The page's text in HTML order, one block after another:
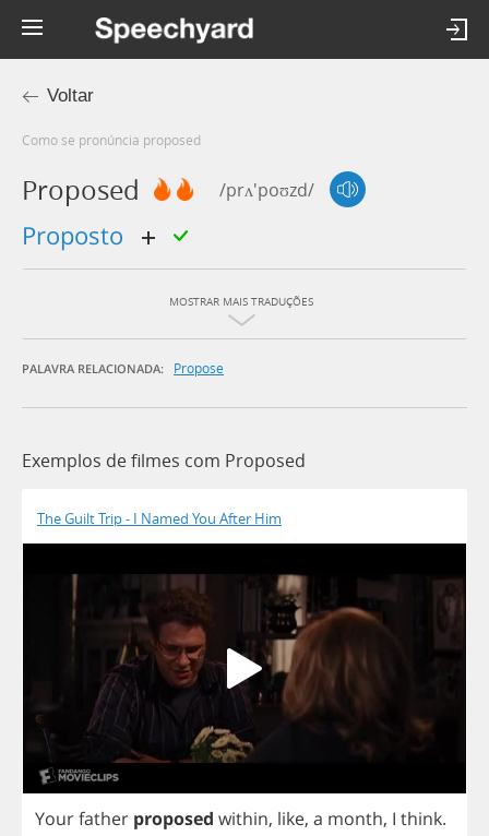
Voltar
Como se pronúncia proposed
Proposed /prʌ'poʊzd/
proposto
MOSTRAR MAIS TRADUÇÕES
PALAVRA RELACIONADA: Propose
Exemplos de filmes com Proposed
The Guilt Trip - I Named You After Him
Yourfather proposed within, like, a month, I think.